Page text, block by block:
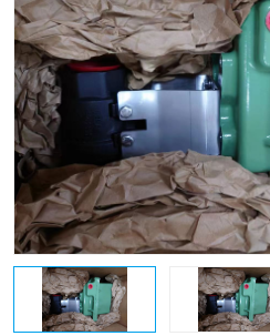
美国寿力空压机零部件
英格索兰COOPER离心机
配件
微电脑控制器
复盛离心机零件
空气过滤器
冷却器